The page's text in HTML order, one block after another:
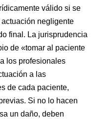
válido si se
negligente
final. La jurisprudencia
de «tomar al paciente
los profesionales
a las
de cada paciente,
Si no lo hacen
un daño, deben